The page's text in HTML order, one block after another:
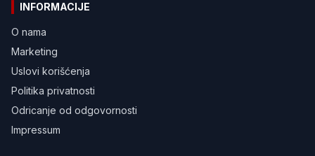
INFORMACIJE
O nama
Marketing
Uslovi korišćenja
Politika privatnosti
Odricanje od odgovornosti
Impressum